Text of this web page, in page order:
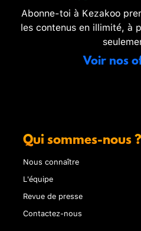
Abonne-toi à Kezakoo
les contenus en illimité, à
Voir nos
Qui sommes-nous ?
Nous connaître
L'équipe
Revue de presse
Contactez-nous